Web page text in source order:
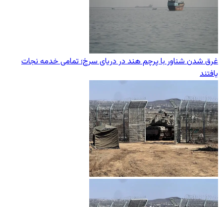
غرق شدن شناور با پرچم هند در دریای سرخ؛ تمامی خدمه نجات
یافتند